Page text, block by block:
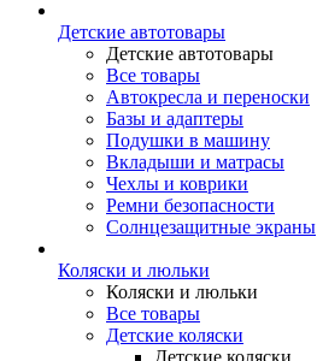
Детские автотовары
Детские автотовары
Все товары
Автокресла и переноски
Базы и адаптеры
Подушки в машину
Вкладыши и матрасы
Чехлы и коврики
Ремни безопасности
Солнцезащитные экраны
Коляски и люльки
Коляски и люльки
Все товары
Детские коляски
Детские коляски